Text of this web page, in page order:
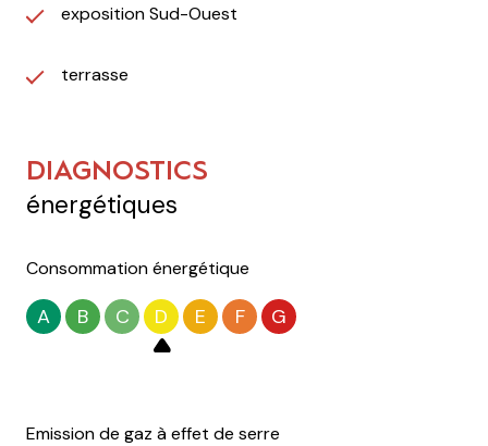
exposition Sud-Ouest
terrasse
DIAGNOSTICS
énergétiques
Consommation énergétique
A B C D E F G
Emission de gaz à effet de serre